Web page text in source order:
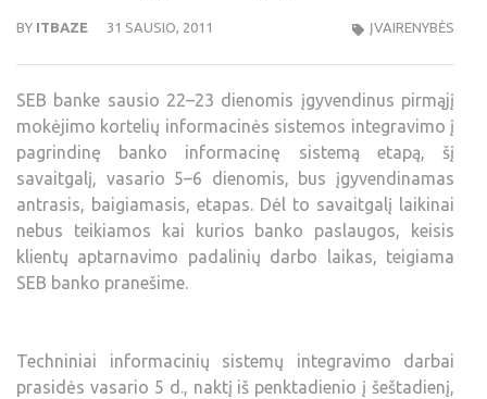
BY ITBAZE 31 SAUSIO, 2011 ĮVAIRENYBĖS
SEB banke sausio 22–23 dienomis įgyvendinus pirmąjį
mokėjimo kortelių informacinės sistemos integravimo į
pagrindinę banko informacinę sistemą etapą, šį
savaitgalį, vasario 5–6 dienomis, bus įgyvendinamas
antrasis, baigiamasis, etapas. Dėl to savaitgalį laikinai
nebus teikiamos kai kurios banko paslaugos, keisis
klientų aptarnavimo padalinių darbo laikas, teigiama
SEB banko pranešime.
Techniniai informacinių sistemų integravimo darbai
prasidės vasario 5 d., naktį iš penktadienio į šeštadienį,